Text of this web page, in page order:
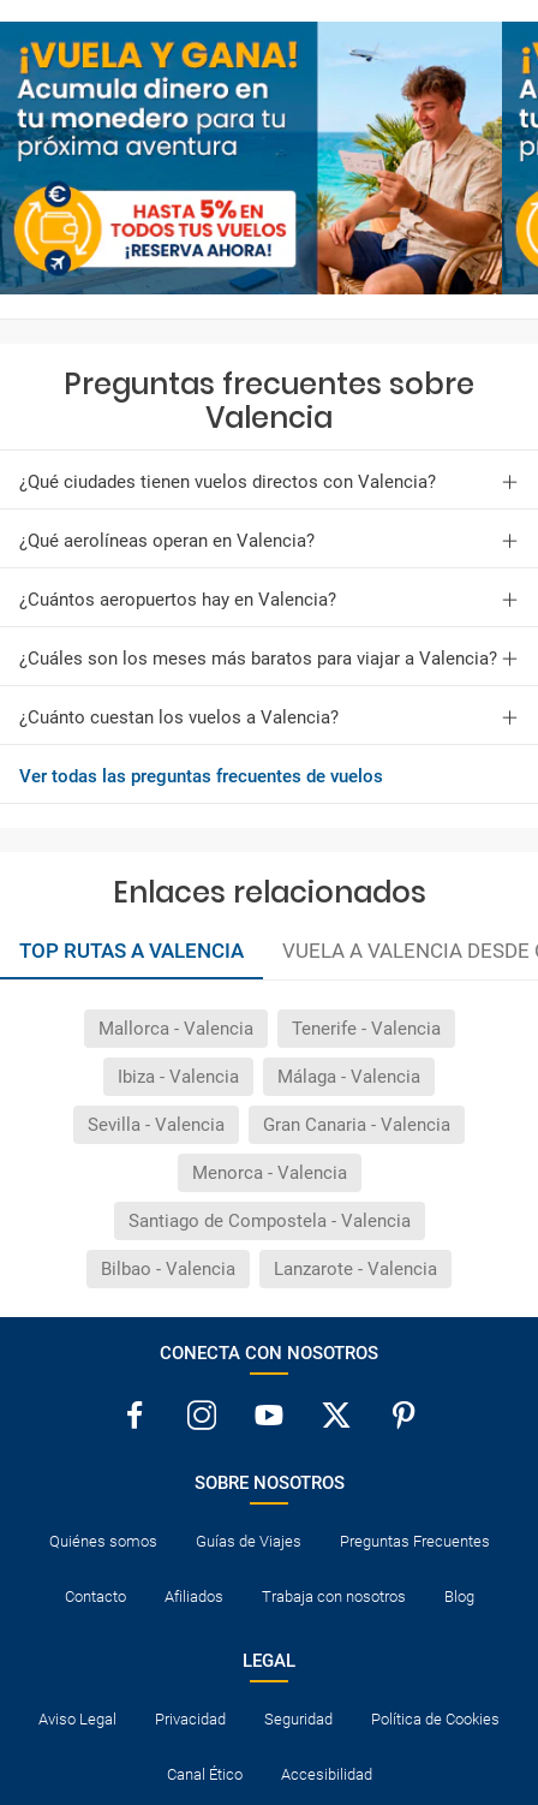
Preguntas frecuentes sobre
Valencia
¿Qué ciudades tienen vuelos directos con Valencia?
¿Qué aerolíneas operan en Valencia?
¿Cuántos aeropuertos hay en Valencia?
¿Cuáles son los meses más baratos para viajar a Valencia?
¿Cuánto cuestan los vuelos a Valencia?
Ver todas las preguntas frecuentes de vuelos
Enlaces relacionados
TOP RUTAS A VALENCIA VUELA A VALENCIA DESDE
Mallorca - Valencia Tenerife - Valencia
Ibiza - Valencia Málaga - Valencia
Sevilla - Valencia Gran Canaria - Valencia
Menorca - Valencia
Santiago de Compostela - Valencia
Bilbao - Valencia Lanzarote - Valencia
CONECTA CON NOSOTROS
SOBRE NOSOTROS
Quiénes somos Guías de Viajes Preguntas Frecuentes
Contacto Afiliados Trabaja con nosotros Blog
LEGAL
Aviso Legal Privacidad Seguridad Política de Cookies
Canal Ético Accesibilidad